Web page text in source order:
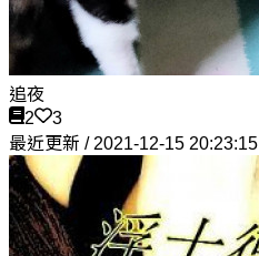
追夜
2
3
最近更新 / 2021-12-15 20:23:15